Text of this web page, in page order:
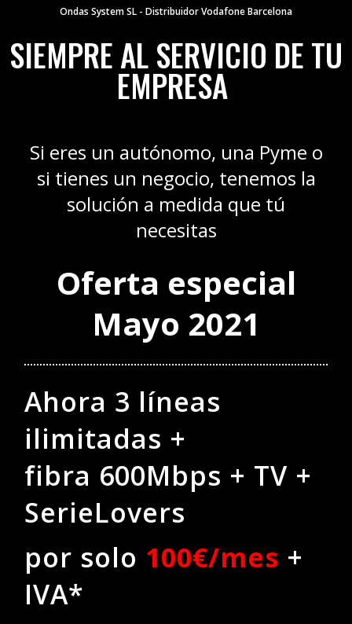
Ondas System SL - Distribuidor Vodafone Barcelona
SIEMPRE AL SERVICIO DE TU
EMPRESA
Si eres un autónomo, una Pyme o
si tienes un negocio, tenemos la
solución a medida que tú
necesitas
Oferta especial
Mayo 2021
Ahora 3 líneas
ilimitadas +
fibra 600Mbps + TV +
SerieLovers
por solo 100€/mes +
IVA*